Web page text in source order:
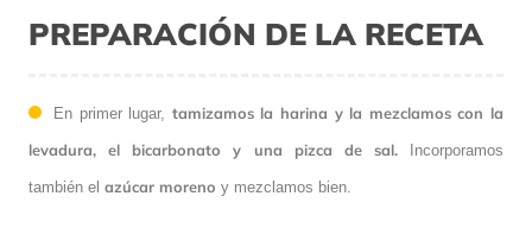
PREPARACIÓN DE LA RECETA
En primer lugar, tamizamos la harina y la mezclamos con la
levadura, el bicarbonato y una pizca de sal.Incorporamos
también el azúcar moreno y mezclamos bien.